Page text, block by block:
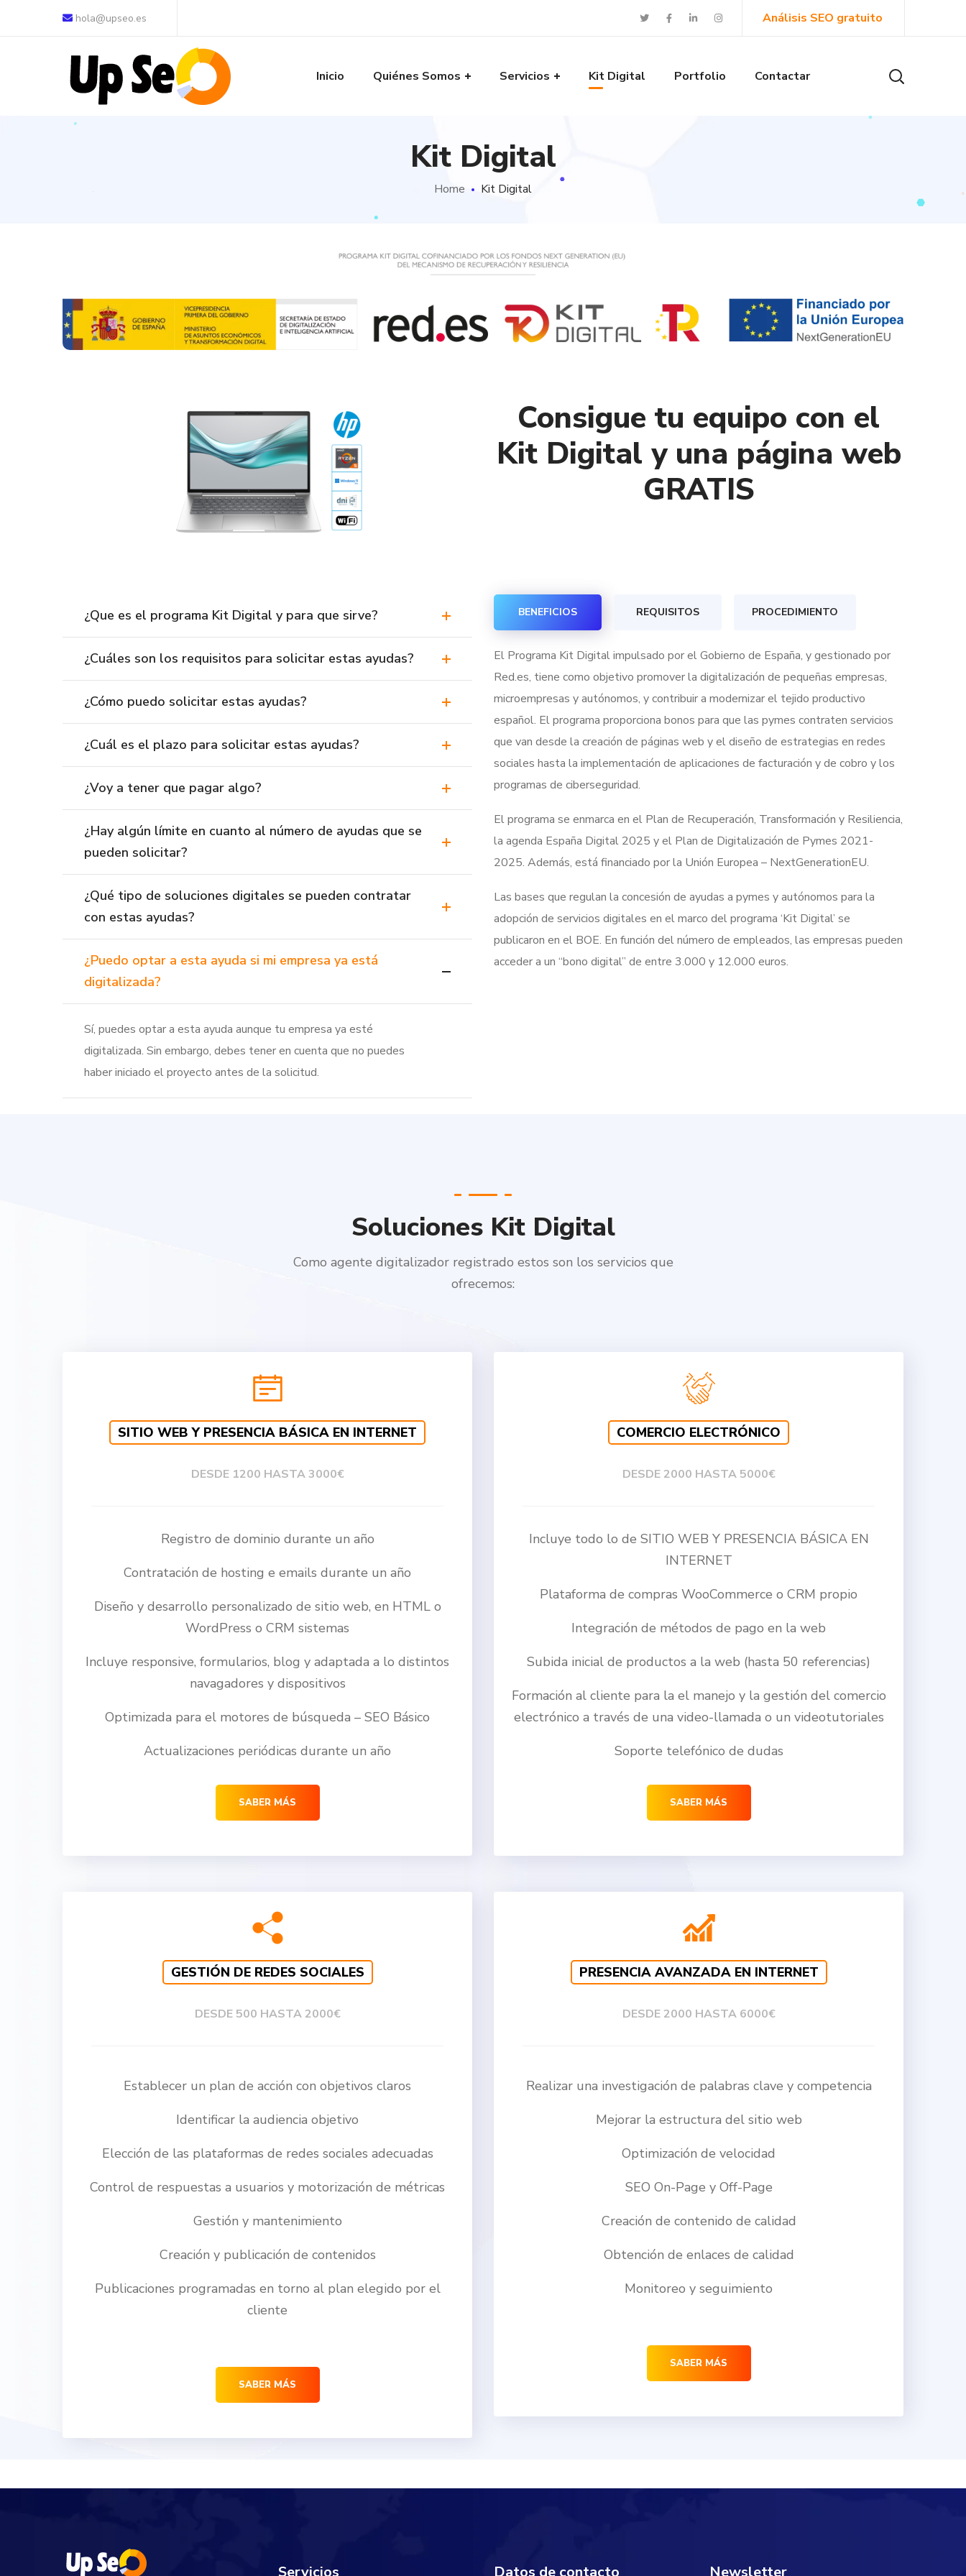
hola@upseo.es Análisis SEO gratuito
Inicio Quiénes Somos Servicios Kit Digital Portfolio Contactar
Kit Digital
Home Kit Digital
Consigue tu equipo con el
Kit Digital y una página web
GRATIS
¿Que es el programa Kit Digital y para que sirve?
¿Cuáles son los requisitos para solicitar estas ayudas?
¿Cómo puedo solicitar estas ayudas?
¿Cuál es el plazo para solicitar estas ayudas?
¿Voy a tener que pagar algo?
¿Hay algún límite en cuanto al número de ayudas que se
pueden solicitar?
¿Qué tipo de soluciones digitales se pueden contratar
con estas ayudas?
¿Puedo optar a esta ayuda si mi empresa ya está
digitalizada?
Sí, puedes optar a esta ayuda aunque tu empresa ya esté
digitalizada. Sin embargo, debes tener en cuenta que no puedes
haber iniciado el proyecto antes de la solicitud.
BENEFICIOS REQUISITOS PROCEDIMIENTO
El Programa Kit Digital impulsado por el Gobierno de España, y gestionado por
Red.es, tiene como objetivo promover la digitalización de pequeñas empresas,
microempresas y autónomos, y contribuir a modernizar el tejido productivo
español. El programa proporciona bonos para que las pymes contraten servicios
que van desde la creación de páginas web y el diseño de estrategias en redes
sociales hasta la implementación de aplicaciones de facturación y de cobro y los
programas de ciberseguridad.
El programa se enmarca en el Plan de Recuperación, Transformación y Resiliencia,
la agenda España Digital 2025 y el Plan de Digitalización de Pymes 2021-
2025. Además, está financiado por la Unión Europea – NextGenerationEU.
Las bases que regulan la concesión de ayudas a pymes y autónomos para la
adopción de servicios digitales en el marco del programa ‘Kit Digital’ se
publicaron en el BOE. En función del número de empleados, las empresas pueden
acceder a un “bono digital” de entre 3.000 y 12.000 euros.
Soluciones Kit Digital
Como agente digitalizador registrado estos son los servicios que
ofrecemos:
SITIO WEB Y PRESENCIA BÁSICA EN INTERNET
DESDE 1200 HASTA 3000€
Registro de dominio durante un año
Contratación de hosting e emails durante un año
Diseño y desarrollo personalizado de sitio web, en HTML o
WordPress o CRM sistemas
Incluye responsive, formularios, blog y adaptada a lo distintos
navagadores y dispositivos
Optimizada para el motores de búsqueda – SEO Básico
Actualizaciones periódicas durante un año
SABER MÁS
COMERCIO ELECTRÓNICO
DESDE 2000 HASTA 5000€
Incluye todo lo de SITIO WEB Y PRESENCIA BÁSICA EN
INTERNET
Plataforma de compras WooCommerce o CRM propio
Integración de métodos de pago en la web
Subida inicial de productos a la web (hasta 50 referencias)
Formación al cliente para la el manejo y la gestión del comercio
electrónico a través de una video-llamada o un videotutoriales
Soporte telefónico de dudas
SABER MÁS
GESTIÓN DE REDES SOCIALES
DESDE 500 HASTA 2000€
Establecer un plan de acción con objetivos claros
Identificar la audiencia objetivo
Elección de las plataformas de redes sociales adecuadas
Control de respuestas a usuarios y motorización de métricas
Gestión y mantenimiento
Creación y publicación de contenidos
Publicaciones programadas en torno al plan elegido por el
cliente
SABER MÁS
PRESENCIA AVANZADA EN INTERNET
DESDE 2000 HASTA 6000€
Realizar una investigación de palabras clave y competencia
Mejorar la estructura del sitio web
Optimización de velocidad
SEO On-Page y Off-Page
Creación de contenido de calidad
Obtención de enlaces de calidad
Monitoreo y seguimiento
SABER MÁS
Servicios Datos de contacto Newsletter